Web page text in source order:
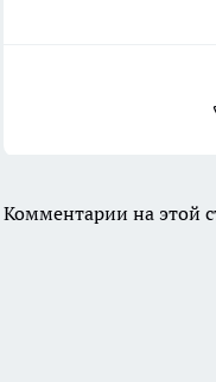
Комментарии на этой